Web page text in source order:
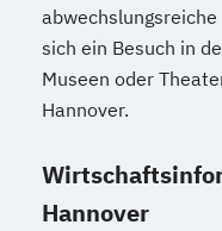
sich ein Besuch in
Museen oder
Hannover.
Hannover